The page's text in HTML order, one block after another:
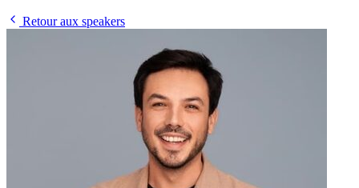
Retour aux speakers